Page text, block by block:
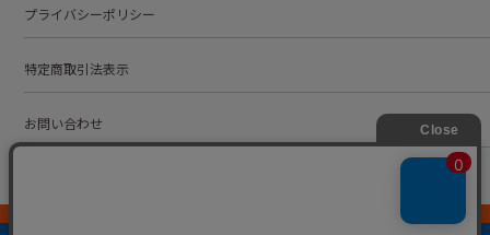
プライバシーポリシー
特定商取引法表示
お問い合わせ